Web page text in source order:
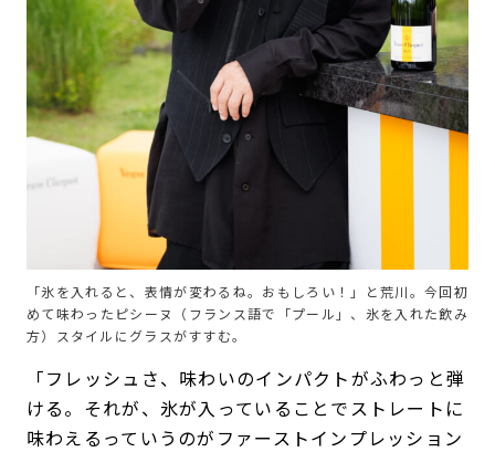
「氷を入れると、表情が変わるね。おもしろい！」と荒川。今回初
めて味わったピシーヌ（フランス語で「プール」、氷を入れた飲み
方）スタイルにグラスがすすむ。
「フレッシュさ、味わいのインパクトがふわっと弾
ける。それが、氷が入っていることでストレートに
味わえるっていうのがファーストインプレッション